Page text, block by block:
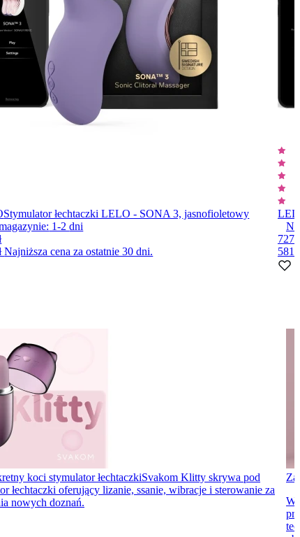
Stymulator łechtaczki LELO - SONA 3, jasnofioletowy
1-2dni
Najniższa cena za ostatnie 30 dni.
727
581
koci stymulator łechtaczkiSvakom Klitty skrywa pod
łechtaczki oferujący lizanie, ssanie, wibracje i sterowanie za
nowych doznań.